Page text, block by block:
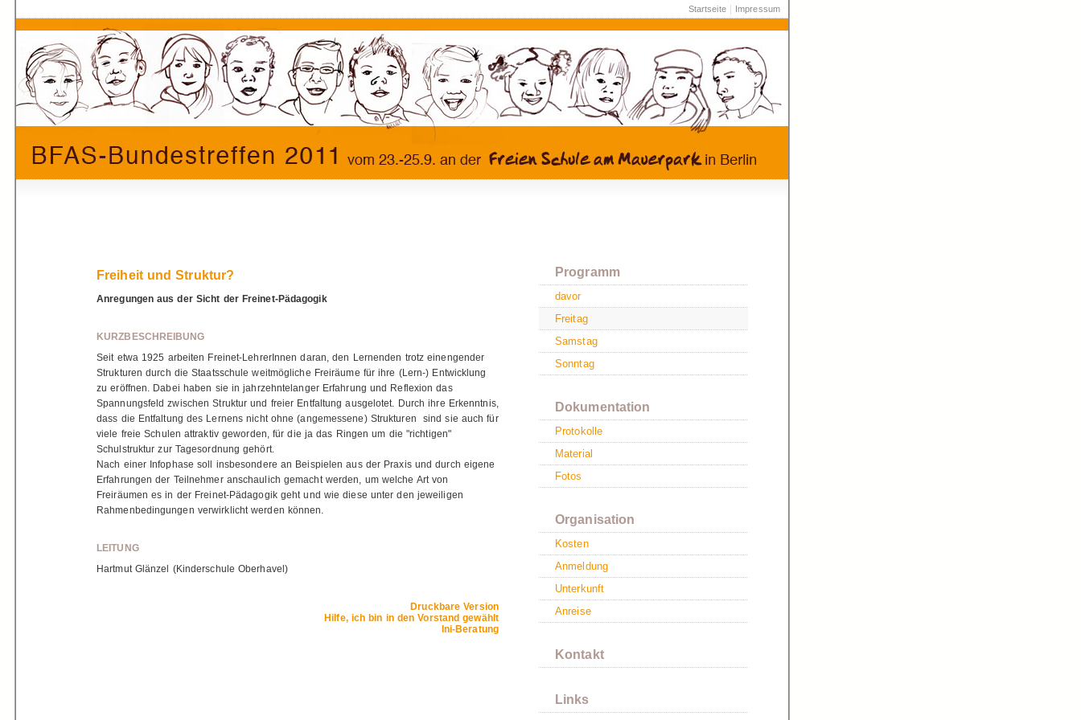
Startseite| Impressum
Freiheit und Struktur?
Anregungen aus der Sicht der Freinet-Pädagogik
KURZBESCHREIBUNG
Seit etwa 1925 arbeiten Freinet-LehrerInnen daran, den Lernenden trotz einengender
Strukturen durch die Staatsschule weitmögliche Freiräume für ihre (Lern-) Entwicklung
zu eröffnen. Dabei haben sie in jahrzehntelanger Erfahrung und Reflexion das
Spannungsfeld zwischen Struktur und freier Entfaltung ausgelotet. Durch ihre Erkenntnis,
dass die Entfaltung des Lernens nicht ohne (angemessene) Strukturen sind sie auch für
viele freie Schulen attraktiv geworden, für die ja das Ringen um die "richtigen"
Schulstruktur zur Tagesordnung gehört.
Nach einer Infophase soll insbesondere an Beispielen aus der Praxis und durch eigene
Erfahrungen der Teilnehmer anschaulich gemacht werden, um welche Art von
Freiräumen es in der Freinet-Pädagogik geht und wie diese unter den jeweiligen
Rahmenbedingungen verwirklicht werden können.
LEITUNG
Hartmut Glänzel (Kinderschule Oberhavel)
Druckbare Version
Hilfe, ich bin in den Vorstand gewählt
Ini-Beratung
Programm
davor
Freitag
Samstag
Sonntag
Dokumentation
Protokolle
Material
Fotos
Organisation
Kosten
Anmeldung
Unterkunft
Anreise
Kontakt
Links